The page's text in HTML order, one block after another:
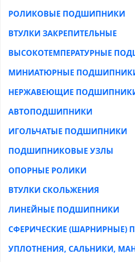
РОЛИКОВЫЕ ПОДШИПНИКИ
ВТУЛКИ ЗАКРЕПИТЕЛЬНЫЕ
ВЫСОКОТЕМПЕРАТУРНЫЕ
МИНИАТЮРНЫЕ
НЕРЖАВЕЮЩИЕ
АВТОПОДШИПНИКИ
ИГОЛЬЧАТЫЕ ПОДШИПНИКИ
ПОДШИПНИКОВЫЕ УЗЛЫ
ОПОРНЫЕ РОЛИКИ
ВТУЛКИ СКОЛЬЖЕНИЯ
ЛИНЕЙНЫЕ ПОДШИПНИКИ
СФЕРИЧЕСКИЕ (ШАРНИРНЫЕ)
УПЛОТНЕНИЯ, САЛЬНИКИ,